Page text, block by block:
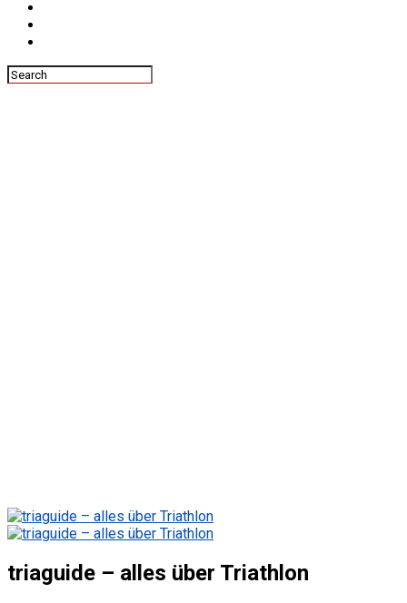
triaguide – alles über Triathlon